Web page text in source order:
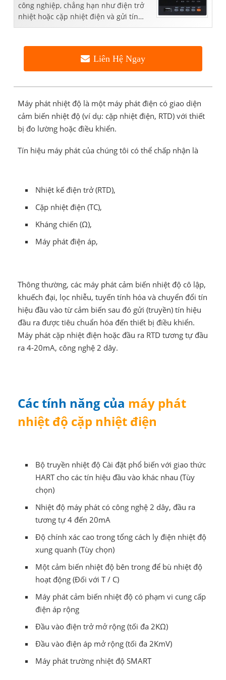
công nghiệp, chẳng hạn như điện trở
nhiệt hoặc cặp nhiệt điện và gửi tín
hiệu điều khiển đến bộ phận điều
Liên Hệ Ngay
Máy phát nhiệt độ là một máy phát điện có giao diện
cảm biến nhiệt độ (ví dụ: cặp nhiệt điện, RTD) với thiết
bị đo lường hoặc điều khiển.
Tín hiệu máy phát của chúng tôi có thể chấp nhận là
Nhiệt kế điện trở (RTD),
Cặp nhiệt điện (TC),
Kháng chiến (Ω),
Máy phát điện áp,
Thông thường, các máy phát cảm biến nhiệt độ cô lập,
khuếch đại, lọc nhiễu, tuyến tính hóa và chuyển đổi tín
hiệu đầu vào từ cảm biến sau đó gửi (truyền) tín hiệu
đầu ra được tiêu chuẩn hóa đến thiết bị điều khiển.
Máy phát cặp nhiệt điện hoặc đầu ra RTD tương tự đầu
ra 4-20mA, công nghệ 2 dây.
Các tính năng của máy phát
nhiệt độ cặp nhiệt điện
Bộ truyền nhiệt độ Cài đặt phổ biến với giao thức
HART cho các tín hiệu đầu vào khác nhau (Tùy
chọn)
Nhiệt độ máy phát có công nghệ 2 dây, đầu ra
tương tự 4 đến 20mA
Độ chính xác cao trong tổng cách ly điện nhiệt độ
xung quanh (Tùy chọn)
Một cảm biến nhiệt độ bên trong để bù nhiệt độ
hoạt động (Đối với T / C)
Máy phát cảm biến nhiệt độ có phạm vi cung cấp
điện áp rộng
Đầu vào điện trở mở rộng (tối đa 2KΩ)
Đầu vào điện áp mở rộng (tối đa 2KmV)
Máy phát trường nhiệt độ SMART